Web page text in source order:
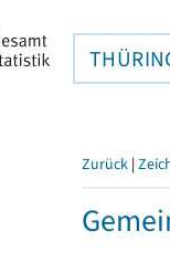
Zurück |